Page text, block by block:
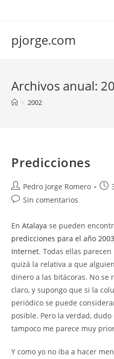
pjorge.com
Archivos anual:
> 2002
Predicciones
Autor
de
Pedro Jorge Romero
Comentarios
la
entrada:
Sin comentarios
EnAtalaya se pueden
predicciones para el año
Internet. Todas ellas
quizá la relativa a que
dinero a las bitácoras. No se
claro, y supongo que si la
periódico se puede
posible. Pero la verdad,
tampoco me parece muy
Y como yo no iba a hacer